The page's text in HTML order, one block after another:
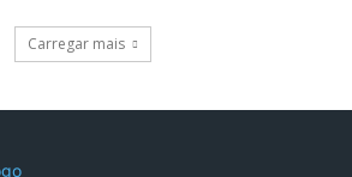
Carregar mais